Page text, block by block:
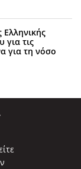
Ελληνικής
για τις
για τη νόσο